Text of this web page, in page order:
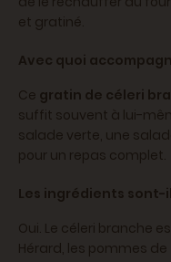
et gratiné.
Avec quoi
Ce gratin de céleri
suffit souvent à lui-
salade verte, une
pour un repas complet.
Les ingrédients sont-
Oui. Le céleri branche
Hérard, les pommes de